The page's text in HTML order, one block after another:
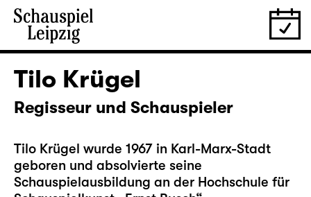
Tilo Krügel
Regisseur und Schauspieler
Tilo Krügel wurde 1967 in Karl-Marx-Stadt
geboren und absolvierte seine
Schauspielausbildung an der Hochschule für